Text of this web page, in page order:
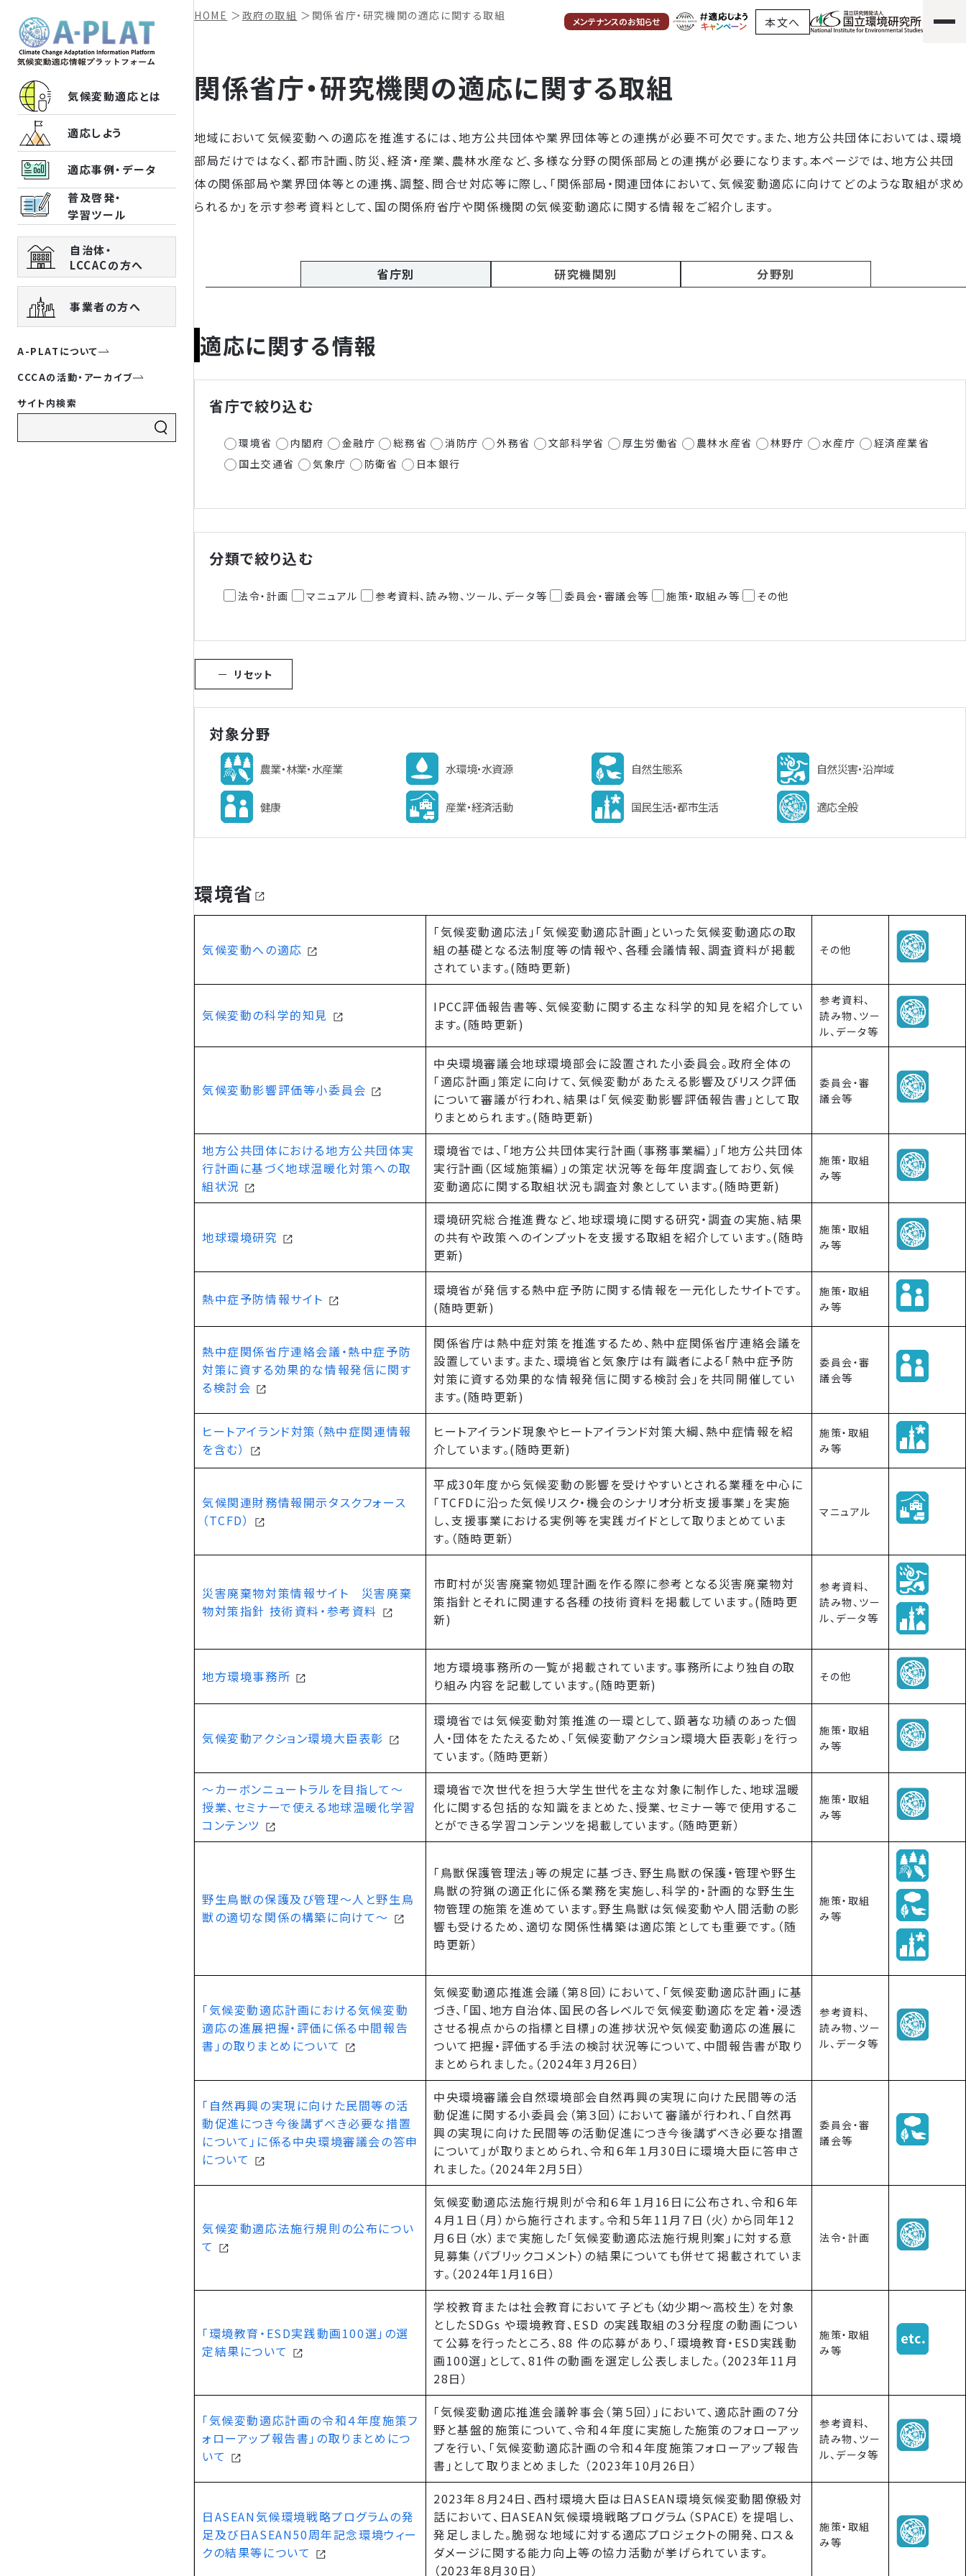
メンテナンスのお知らせ 本文へ
気候変動適応とは
適応しよう
適応事例・データ
普及啓発・
学習ツール
自治体・
LCCACの方へ
事業者の方へ
A-PLATについて
CCCAの活動・アーカイブ
サイト内検索
HOME ＞政府の取組 ＞ 関係省庁・研究機関の適応に関する取組
関係省庁・研究機関の適応に関する取組
地域において気候変動への適応を推進するには、地方公共団体や業界団体等との連携が必要不可欠です。また、地方公共団体においては、環境
部局だけではなく、都市計画、防災、経済・産業、農林水産など、多様な分野の関係部局との連携が必要になります。本ページでは、地方公共団
体の関係部局や業界団体等との連携、調整、問合せ対応等に際し、「関係部局・関連団体において、気候変動適応に向けてどのような取組が求め
られるか」を示す参考資料として、国の関係府省庁や関係機関の気候変動適応に関する情報をご紹介します。
省庁別 研究機関別 分野別
適応に関する情報
省庁で絞り込む
環境省 内閣府 金融庁 総務省 消防庁 外務省 文部科学省 厚生労働省 農林水産省 林野庁 水産庁
経済産業省
国土交通省
気象庁 防衛省 日本銀行
分類で絞り込む
法令・計画 マニュアル 参考資料、読み物、ツール、データ等 委員会・審議会等 施策・取組み等 その他
リセット
対象分野
農業・林業・水産業 水環境・水資源 自然生態系 自然災害・沿岸域
健康 産業・経済活動 国民生活・都市生活 適応全般
環境省
気候変動への適応
「気候変動適応法」「気候変動適応計画」といった気候変動適応の取
組の基礎となる法制度等の情報や、各種会議情報、調査資料が掲載
されています。(随時更新)
その他
気候変動の科学的知見
IPCC評価報告書等、気候変動に関する主な科学的知見を紹介してい
ます。(随時更新)
参考資料、
読み物、ツー
ル、データ等
気候変動影響評価等小委員会
中央環境審議会地球環境部会に設置された小委員会。政府全体の
「適応計画」策定に向けて、気候変動があたえる影響及びリスク評価
について審議が行われ、結果は「気候変動影響評価報告書」として取
りまとめられます。(随時更新)
委員会・審
議会等
地方公共団体における地方公共団体実
行計画に基づく地球温暖化対策への取
組状況
環境省では、「地方公共団体実行計画（事務事業編）」「地方公共団体
実行計画（区域施策編）」の策定状況等を毎年度調査しており、気候
変動適応に関する取組状況も調査対象としています。(随時更新)
施策・取組
み等
地球環境研究
環境研究総合推進費など、地球環境に関する研究・調査の実施、結果
の共有や政策へのインプットを支援する取組を紹介しています。(随時
更新)
施策・取組
み等
熱中症予防情報サイト
環境省が発信する熱中症予防に関する情報を一元化したサイトです。
(随時更新)
施策・取組
み等
熱中症関係省庁連絡会議・熱中症予防
対策に資する効果的な情報発信に関す
る検討会
関係省庁は熱中症対策を推進するため、熱中症関係省庁連絡会議を
設置しています。また、環境省と気象庁は有識者による「熱中症予防
対策に資する効果的な情報発信に関する検討会」を共同開催してい
ます。(随時更新)
委員会・審
議会等
ヒートアイランド対策（熱中症関連情報
を含む）
ヒートアイランド現象やヒートアイランド対策大綱、熱中症情報を紹
介しています。(随時更新)
施策・取組
み等
気候関連財務情報開示タスクフォース
（TCFD）
平成30年度から気候変動の影響を受けやすいとされる業種を中心に
「TCFDに沿った気候リスク・機会のシナリオ分析支援事業」を実施
し、支援事業における実例等を実践ガイドとして取りまとめていま
す。（随時更新）
マニュアル
災害廃棄物対策情報サイト 災害廃棄
物対策指針 技術資料・参考資料
市町村が災害廃棄物処理計画を作る際に参考となる災害廃棄物対
策指針とそれに関連する各種の技術資料を掲載しています。(随時更
新)
参考資料、
読み物、ツー
ル、データ等
地方環境事務所
地方環境事務所の一覧が掲載されています。事務所により独自の取
り組み内容を記載しています。(随時更新)
その他
気候変動アクション環境大臣表彰
環境省では気候変動対策推進の一環として、顕著な功績のあった個
人・団体をたたえるため、「気候変動アクション環境大臣表彰」を行っ
ています。（随時更新）
施策・取組
み等
～カーボンニュートラルを目指して～
授業、セミナーで使える地球温暖化学習
コンテンツ
環境省で次世代を担う大学生世代を主な対象に制作した、地球温暖
化に関する包括的な知識をまとめた、授業、セミナー等で使用するこ
とができる学習コンテンツを掲載しています。（随時更新）
施策・取組
み等
野生鳥獣の保護及び管理～人と野生鳥
獣の適切な関係の構築に向けて～
「鳥獣保護管理法」等の規定に基づき、野生鳥獣の保護・管理や野生
鳥獣の狩猟の適正化に係る業務を実施し、科学的・計画的な野生生
物管理の施策を進めています。野生鳥獣は気候変動や人間活動の影
響も受けるため、適切な関係性構築は適応策としても重要です。（随
時更新）
施策・取組
み等
「気候変動適応計画における気候変動
適応の進展把握・評価に係る中間報告
書」の取りまとめについて
気候変動適応推進会議（第８回）において、「気候変動適応計画」に基
づき、「国、地方自治体、国民の各レベルで気候変動適応を定着・浸透
させる視点からの指標と目標」の進捗状況や気候変動適応の進展に
ついて把握・評価する手法の検討状況等について、中間報告書が取り
まとめられました。（2024年3月26日）
参考資料、
読み物、ツー
ル、データ等
「自然再興の実現に向けた民間等の活
動促進につき今後講ずべき必要な措置
について」に係る中央環境審議会の答申
について
中央環境審議会自然環境部会自然再興の実現に向けた民間等の活
動促進に関する小委員会（第３回）において審議が行われ、「自然再
興の実現に向けた民間等の活動促進につき今後講ずべき必要な措置
について」が取りまとめられ、令和６年１月30日に環境大臣に答申さ
れました。（2024年2月5日）
委員会・審
議会等
気候変動適応法施行規則の公布につい
て
気候変動適応法施行規則が令和６年１月16日に公布され、令和６年
４月１日（月）から施行されます。令和５年11月７日（火）から同年12
月６日（水）まで実施した「気候変動適応法施行規則案」に対する意
見募集（パブリックコメント）の結果についても併せて掲載されていま
す。（2024年1月16日）
法令・計画
「環境教育・ESD実践動画100選」の選
定結果について
学校教育または社会教育において子ども（幼少期～高校生）を対象
としたSDGs や環境教育、ESD の実践取組の３分程度の動画につい
て公募を行ったところ、88 件の応募があり、「環境教育・ESD実践動
画100選」として、81件の動画を選定し公表しました。（2023年11月
28日）
施策・取組
み等
「気候変動適応計画の令和４年度施策フ
ォローアップ報告書」の取りまとめにつ
いて
「気候変動適応推進会議幹事会（第５回）」において、適応計画の７分
野と基盤的施策について、令和４年度に実施した施策のフォローアッ
プを行い、「気候変動適応計画の令和４年度施策フォローアップ報告
書」として取りまとめました （2023年10月26日）
参考資料、
読み物、ツー
ル、データ等
日ASEAN気候環境戦略プログラムの発
足及び日ASEAN50周年記念環境ウィー
クの結果等について
2023年８月24日、西村環境大臣は日ASEAN環境気候変動閣僚級対
話において、日ASEAN気候環境戦略プログラム（SPACE）を提唱し、
発足しました。脆弱な地域に対する適応プロジェクトの開発、ロス＆
ダメージに関する能力向上等の協力活動が挙げられています。
（2023年8月30日）
施策・取組
み等